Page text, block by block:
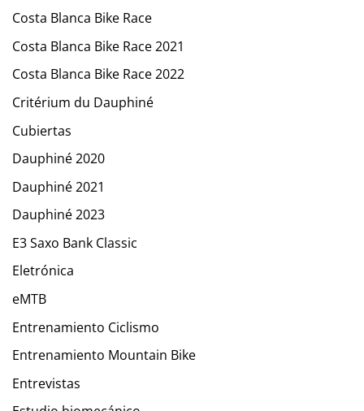
Costa Blanca Bike Race
Costa Blanca Bike Race 2021
Costa Blanca Bike Race 2022
Critérium du Dauphiné
Cubiertas
Dauphiné 2020
Dauphiné 2021
Dauphiné 2023
E3 Saxo Bank Classic
Eletrónica
eMTB
Entrenamiento Ciclismo
Entrenamiento Mountain Bike
Entrevistas